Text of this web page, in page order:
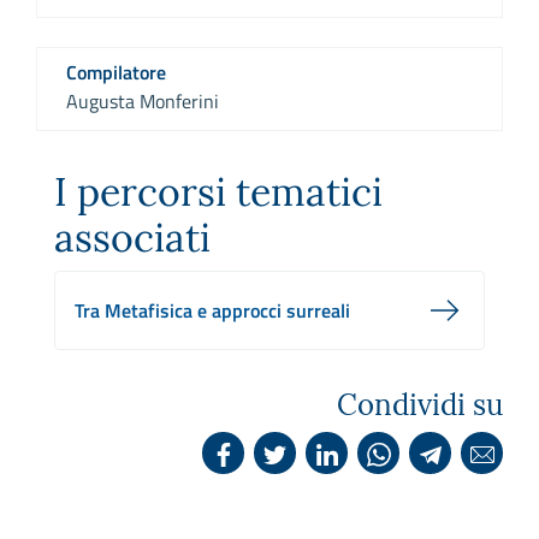
Compilatore
Augusta Monferini
I percorsi tematici
associati
Tra Metafisica e approcci surreali
Condividi su